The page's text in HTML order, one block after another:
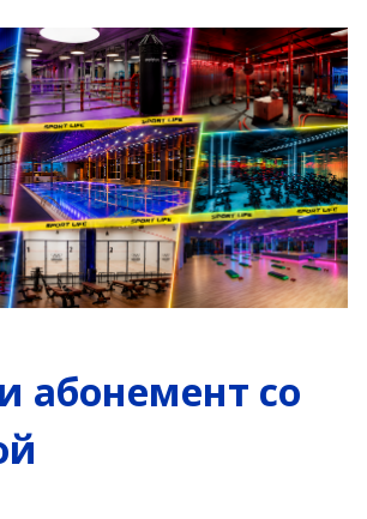
абонемент со